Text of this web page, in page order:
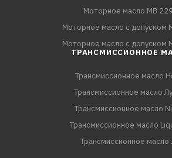
Моторное масло MB
Моторное масло с допуском
Моторное масло с допуском
ТРАНСМИССИОННОЕ
Трансмиссионное масло
Трансмиссионное масло
Трансмиссионное масло
Трансмиссионное масло
Трансмиссионное масло